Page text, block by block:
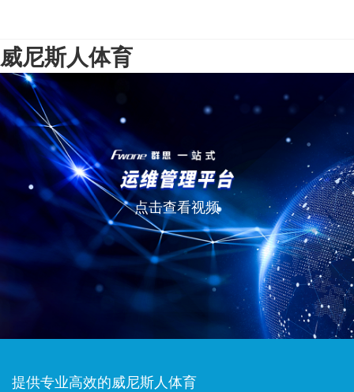
威尼斯人体育
点击查看视频
提供专业高效的威尼斯人体育